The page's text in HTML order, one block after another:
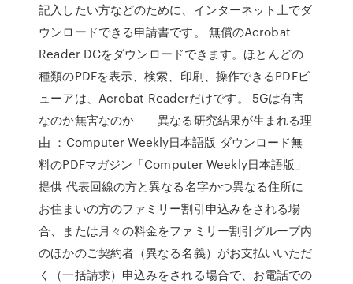
記入したい方などのために、インターネット上でダ
ウンロードできる申請書です。 無償のAcrobat
Reader DCをダウンロードできます。ほとんどの
種類のPDFを表示、検索、印刷、操作できるPDFビ
ューアは、Acrobat Readerだけです。 5Gは有害
なのか無害なのか――異なる研究結果が生まれる理
由 ：Computer Weekly日本語版 ダウンロード無
料のPDFマガジン「Computer Weekly日本語版」
提供 代表回線の方と異なる名字かつ異なる住所に
お住まいの方のファミリー割引申込みをされる場
合、または月々の料金をファミリー割引グループ内
のほかのご契約者（異なる名義）がお支払いいただ
く（一括請求）申込みをされる場合で、お電話での